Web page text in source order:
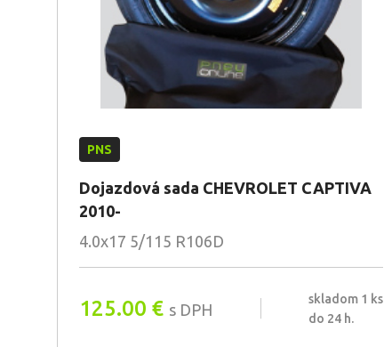
PNS
Dojazdová sada CHEVROLET CAPTIVA
2010-
4.0x17 5/115 R106D
125.00 € s DPH
skladom 1 ks
do 24 h.